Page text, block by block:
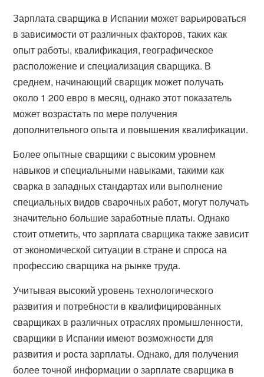
Зарплата сварщика в Испании может варьироваться
в зависимости от различных факторов, таких как
опыт работы, квалификация, географическое
расположение и специализация сварщика. В
среднем, начинающий сварщик может получать
около 1 200 евро в месяц, однако этот показатель
может возрастать по мере получения
дополнительного опыта и повышения квалификации.
Более опытные сварщики с высоким уровнем
навыков и специальными навыками, такими как
сварка в западных стандартах или выполнение
специальных видов сварочных работ, могут получать
значительно большие заработные платы. Однако
стоит отметить, что зарплата сварщика также зависит
от экономической ситуации в стране и спроса на
профессию сварщика на рынке труда.
Учитывая высокий уровень технологического
развития и потребности в квалифицированных
сварщиках в различных отраслях промышленности,
сварщики в Испании имеют возможности для
развития и роста зарплаты. Однако, для получения
более точной информации о зарплате сварщика в